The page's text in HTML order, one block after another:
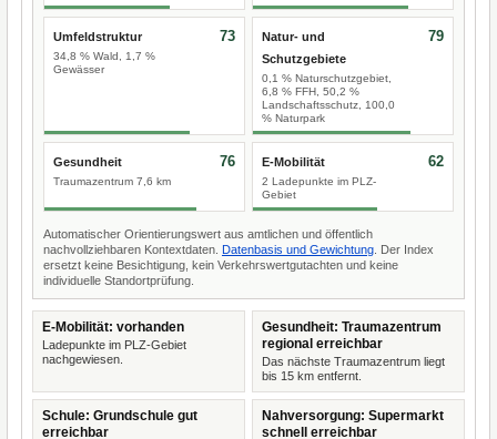
Umfeldstruktur
34,8 % Wald, 1,7 %
Gewässer
73
Natur- und
Schutzgebiete
0,1 % Naturschutzgebiet,
6,8 % FFH, 50,2 %
Landschaftsschutz, 100,0
% Naturpark
79
Gesundheit
Traumazentrum 7,6 km
76 E-Mobilität
2 Ladepunkte im PLZ-
Gebiet
62
Automatischer Orientierungswert aus amtlichen und öffentlich
nachvollziehbaren Kontextdaten. Datenbasis und Gewichtung . Der Index
ersetzt keine Besichtigung, kein Verkehrswertgutachten und keine
individuelle Standortprüfung.
E-Mobilität: vorhanden
Ladepunkte im PLZ-Gebiet
nachgewiesen.
Gesundheit: Traumazentrum
regional erreichbar
Das nächste Traumazentrum liegt
bis 15 km entfernt.
Schule: Grundschule gut
erreichbar
Nahversorgung: Supermarkt
schnell erreichbar